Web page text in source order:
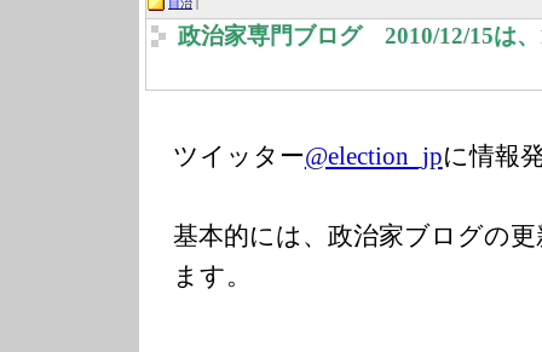
自治 |
政治家専門ブログ 2010/12/15は
ツイッター@election_jpに情報
基本的には、政治家ブログの
ます。